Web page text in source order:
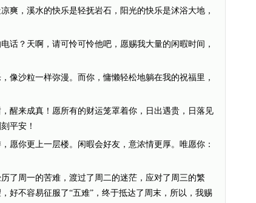
爽，溪水的快乐是轻抚岩石，阳光的快乐是沭浴大地，
话？天啊，请可怜可怜他吧，愿赐我大量的闲暇时间，
像沙粒一样弥漫。而你，慵懒轻松地躺在我的祝福里，
醒来成真！愿所有的财运笼罩着你，日出遇贵，日落见
平安！
愿你更上一层楼。闲暇会好友，意浓情更厚。唯愿你：
了周一的苦难，渡过了周二的迷茫，应对了周三的繁
好不容易征服了“五难”，终于抵达了周末，所以，我赐